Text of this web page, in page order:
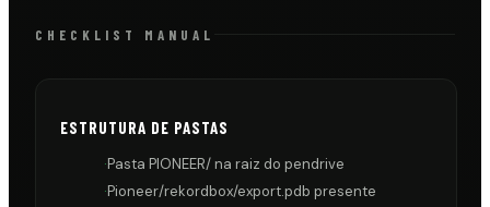
CHECKLIST MANUAL
ESTRUTURA DE PASTAS
·Pasta PIONEER/ na raiz do pendrive
·Pioneer/rekordbox/export.pdb presente